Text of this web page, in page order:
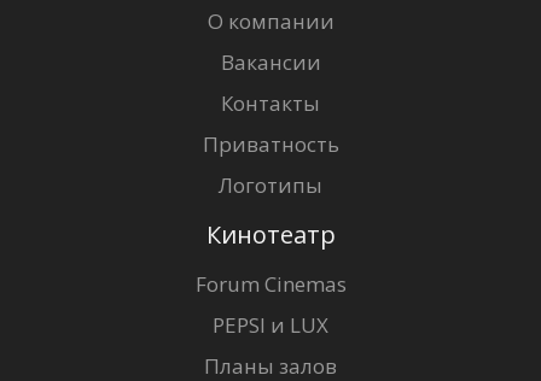
О компании
Вакансии
Контакты
Приватность
Логотипы
Кинотеатр
Forum Cinemas
PEPSI и LUX
Планы залов